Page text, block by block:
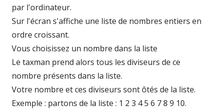
par l'ordinateur.
Sur l'écran s'affiche une liste de nombres entiers en
ordre croissant.
Vous choisissez un nombre dans la liste
Le taxman prend alors tous les diviseurs de ce
nombre présents dans la liste.
Votre nombre et ces diviseurs sont ôtés de la liste.
Exemple : partons de la liste : 1 2 3 4 5 6 7 8 9 10.